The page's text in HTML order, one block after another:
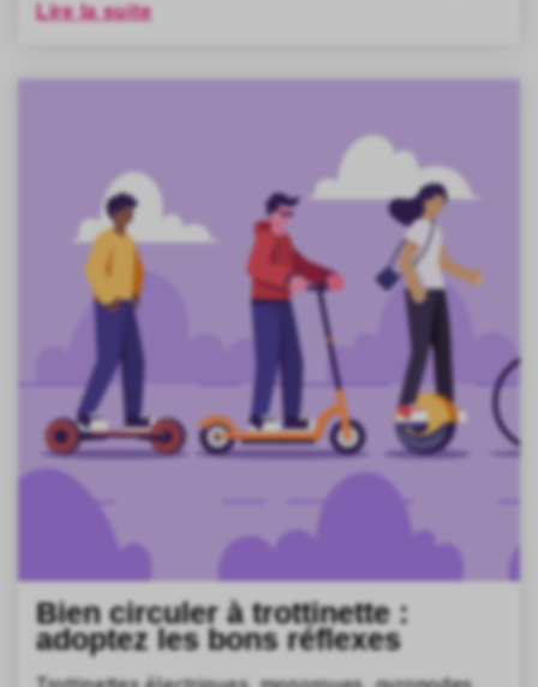
Lire la suite
Bien circuler à trottinette :
adoptez les bons réflexes